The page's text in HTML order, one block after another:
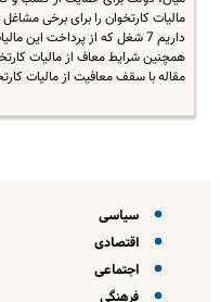
مالیات کارتخوان را برای برخی
داریم 7 شغل که از پرداخت
همچنین شرایط معاف از مالیات
مقاله با سقف معافیت از مالیات
سیاسی
اقتصادی
اجتماعی
فرهنگی